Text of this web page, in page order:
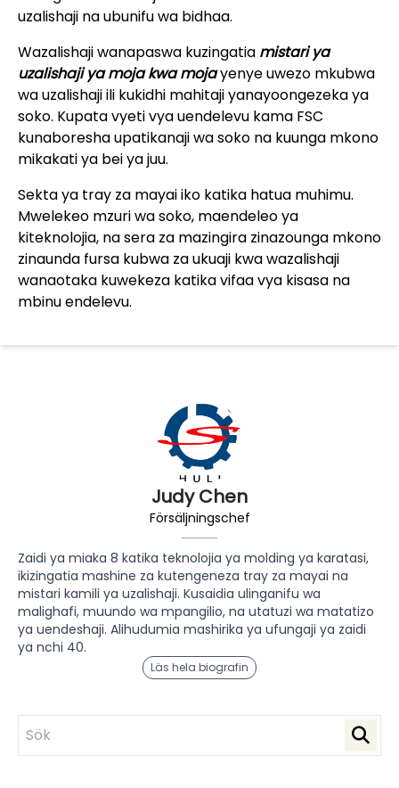
Judy Chen
Försäljningschef
Zaidi ya miaka 8 katika teknolojia ya molding ya karatasi,
ikizingatia mashine za kutengeneza tray za mayai na
mistari kamili ya uzalishaji. Kusaidia ulinganifu wa
malighafi, muundo wa mpangilio, na utatuzi wa matatizo
ya uendeshaji. Alihudumia mashirika ya ufungaji ya zaidi
ya nchi 40.
Läs hela biografin
uzalishaji na ubunifu wa bidhaa.
Wazalishaji wanapaswa kuzingatia mistari ya
uzalishaji ya moja kwa mojayenye uwezo mkubwa
wa uzalishaji ili kukidhi mahitaji yanayoongezeka ya
soko. Kupata vyeti vya uendelevu kama FSC
kunaboresha upatikanaji wa soko na kuunga mkono
mikakati ya bei ya juu.
Sekta ya tray za mayai iko katika hatua muhimu.
Mwelekeo mzuri wa soko, maendeleo ya
kiteknolojia, na sera za mazingira zinazounga mkono
zinaunda fursa kubwa za ukuaji kwa wazalishaji
wanaotaka kuwekeza katika vifaa vya kisasa na
mbinu endelevu.